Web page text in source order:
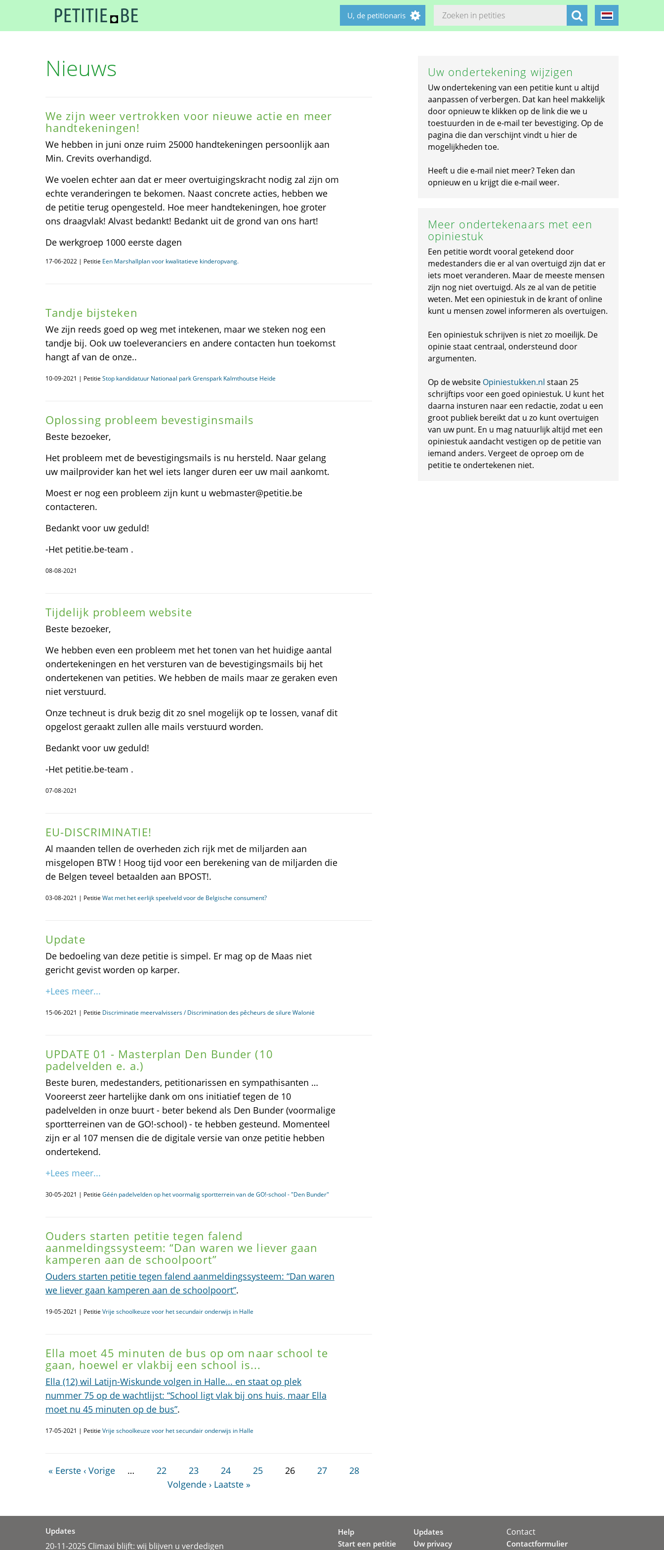
U, de petitionaris
Nieuws
We zijn weer vertrokken voor nieuwe actie en meer
handtekeningen!
We hebben in juni onze ruim 25000 handtekeningen persoonlijk aan
Min. Crevits overhandigd.
We voelen echter aan dat er meer overtuigingskracht nodig zal zijn om
echte veranderingen te bekomen. Naast concrete acties, hebben we
de petitie terug opengesteld. Hoe meer handtekeningen, hoe groter
ons draagvlak! Alvast bedankt! Bedankt uit de grond van ons hart!
De werkgroep 1000 eerste dagen
17-06-2022 | Petitie Een Marshallplan voor kwalitatieve kinderopvang.
Tandje bijsteken
We zijn reeds goed op weg met intekenen, maar we steken nog een
tandje bij. Ook uw toeleveranciers en andere contacten hun toekomst
hangt af van de onze..
10-09-2021 | Petitie Stop kandidatuur Nationaal park Grenspark Kalmthoutse Heide
Oplossing probleem bevestiginsmails
Beste bezoeker,
Het probleem met de bevestigingsmails is nu hersteld. Naar gelang
uw mailprovider kan het wel iets langer duren eer uw mail aankomt.
Moest er nog een probleem zijn kunt u webmaster@petitie.be
contacteren.
Bedankt voor uw geduld!
-Het petitie.be-team .
08-08-2021
Tijdelijk probleem website
Beste bezoeker,
We hebben even een probleem met het tonen van het huidige aantal
ondertekeningen en het versturen van de bevestigingsmails bij het
ondertekenen van petities. We hebben de mails maar ze geraken even
niet verstuurd.
Onze techneut is druk bezig dit zo snel mogelijk op te lossen, vanaf dit
opgelost geraakt zullen alle mails verstuurd worden.
Bedankt voor uw geduld!
-Het petitie.be-team .
07-08-2021
EU-DISCRIMINATIE!
Al maanden tellen de overheden zich rijk met de miljarden aan
misgelopen BTW ! Hoog tijd voor een berekening van de miljarden die
de Belgen teveel betaalden aan BPOST!.
03-08-2021 | Petitie Wat met het eerlijk speelveld voor de Belgische consument?
Update
De bedoeling van deze petitie is simpel. Er mag op de Maas niet
gericht gevist worden op karper.
+Lees meer...
15-06-2021 | Petitie Discriminatie meervalvissers / Discrimination des pêcheurs de silure Walonië
UPDATE 01 - Masterplan Den Bunder (10
padelvelden e. a.)
Beste buren, medestanders, petitionarissen en sympathisanten …
Vooreerst zeer hartelijke dank om ons initiatief tegen de 10
padelvelden in onze buurt - beter bekend als Den Bunder (voormalige
sportterreinen van de GO!-school) - te hebben gesteund. Momenteel
zijn er al 107 mensen die de digitale versie van onze petitie hebben
ondertekend.
+Lees meer...
30-05-2021 | Petitie Géén padelvelden op het voormalig sportterrein van de GO!-school - "Den Bunder"
Ouders starten petitie tegen falend
aanmeldingssysteem: “Dan waren we liever gaan
kamperen aan de schoolpoort”
Ouders starten petitie tegen falend aanmeldingssysteem: “Dan waren
we liever gaan kamperen aan de schoolpoort”.
19-05-2021 | Petitie Vrije schoolkeuze voor het secundair onderwijs in Halle
Ella moet 45 minuten de bus op om naar school te
gaan, hoewel er vlakbij een school is...
Ella (12) wil Latijn-Wiskunde volgen in Halle... en staat op plek
nummer 75 op de wachtlijst: “School ligt vlak bij ons huis, maar Ella
moet nu 45 minuten op de bus”.
17-05-2021 | Petitie Vrije schoolkeuze voor het secundair onderwijs in Halle
« Eerste ‹ Vorige … 22 23 24 25 26 27
28
Volgende › Laatste »
Uw ondertekening wijzigen
Uw ondertekening van een petitie kunt u altijd
aanpassen of verbergen. Dat kan heel makkelijk
door opnieuw te klikken op de link die we u
toestuurden in de e-mail ter bevestiging. Op de
pagina die dan verschijnt vindt u hier de
mogelijkheden toe.
Heeft u die e-mail niet meer? Teken dan
opnieuw en u krijgt die e-mail weer.
Meer ondertekenaars met een
opiniestuk
Een petitie wordt vooral getekend door
medestanders die er al van overtuigd zijn dat er
iets moet veranderen. Maar de meeste mensen
zijn nog niet overtuigd. Als ze al van de petitie
weten. Met een opiniestuk in de krant of online
kunt u mensen zowel informeren als overtuigen.
Een opiniestuk schrijven is niet zo moeilijk. De
opinie staat centraal, ondersteund door
argumenten.
Op de website Opiniestukken.nl staan 25
schrijftips voor een goed opiniestuk. U kunt het
daarna insturen naar een redactie, zodat u een
groot publiek bereikt dat u zo kunt overtuigen
van uw punt. En u mag natuurlijk altijd met een
opiniestuk aandacht vestigen op de petitie van
iemand anders. Vergeet de oproep om de
petitie te ondertekenen niet.
Updates
20-11-2025 Climaxi blijft: wij blijven u verdedigen
Help
Start een petitie
Updates
Uw privacy
Contact
Contactformulier